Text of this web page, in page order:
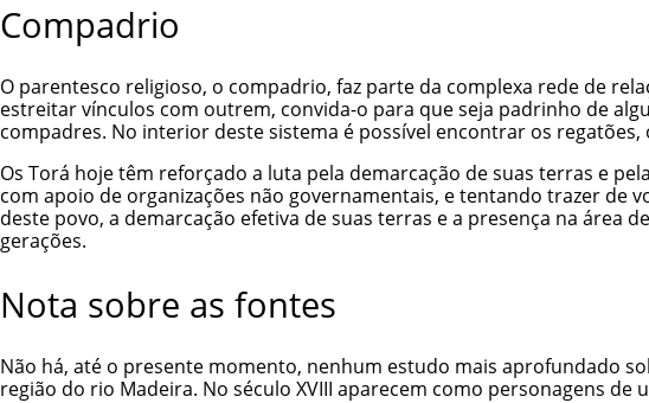
Compadrio
O parentesco religioso, o compadrio, faz parte da complexa rede de
estreitar vínculos com outrem, convida-o para que seja padrinho de
compadres. No interior deste sistema é possível encontrar os regatões,
Os Torá hoje têm reforçado a luta pela demarcação de suas terras e
com apoio de organizações não governamentais, e tentando trazer de
deste povo, a demarcação efetiva de suas terras e a presença na área
gerações.
Nota sobre as fontes
Não há, até o presente momento, nenhum estudo mais aprofundado
região do rio Madeira. No século XVIII aparecem como personagens